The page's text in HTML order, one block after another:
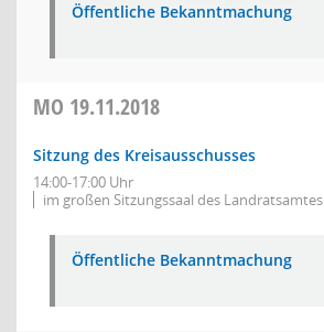
Öffentliche Bekanntmachung
MO 19.11.2018
Sitzung des Kreisausschusses
14:00-17:00 Uhr
im großen Sitzungssaal des Landratsamtes
Öffentliche Bekanntmachung